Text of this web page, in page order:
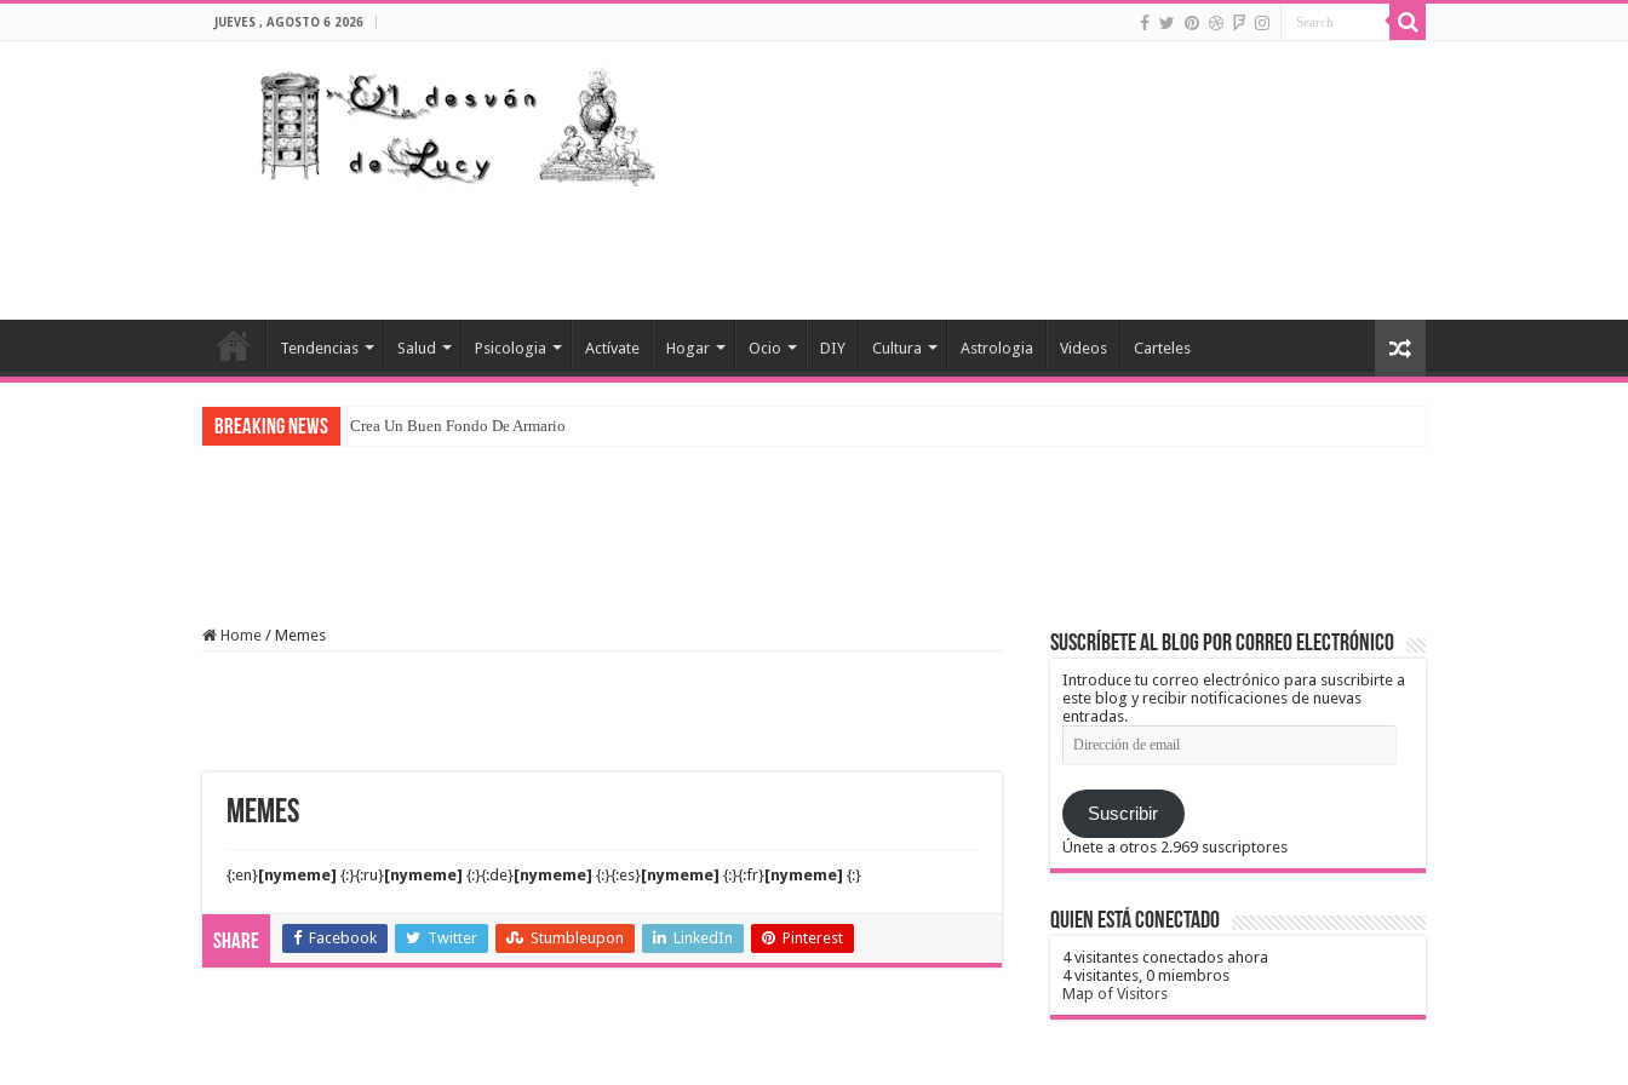
JUEVES , AGOSTO 6 2026
Tendencias Salud Psicologia Actívate Hogar Ocio DIY Cultura Astrologia Videos Carteles
Breaking News Crea Un Buen Fondo De Armario
Home / Memes
Memes
{:en}[nymeme] {:}{:ru}[nymeme] {:}{:de}[nymeme] {:}{:es}[nymeme] {:}{:fr}[nymeme] {:}
Share Facebook Twitter Stumbleupon LinkedIn Pinterest
Suscríbete al blog por correo electrónico
Introduce tu correo electrónico para suscribirte a
este blog y recibir notificaciones de nuevas
entradas.
Dirección
de
Suscribir
Únete a otros 2.969 suscriptores
Quien está conectado
4 visitantes conectados ahora
4 visitantes, 0 miembros
Map of Visitors